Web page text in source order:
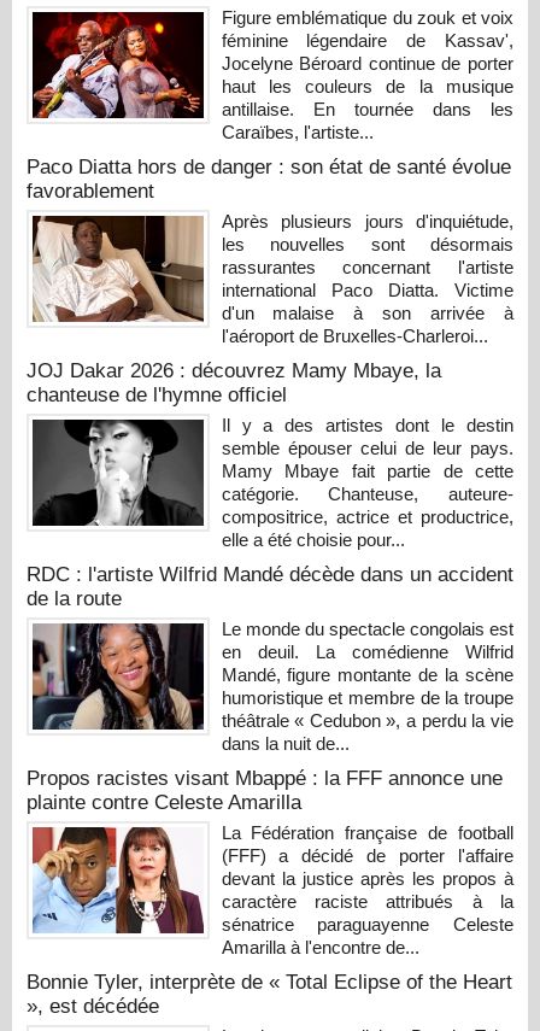
Figure emblématique du zouk et voix
féminine légendaire de Kassav',
Jocelyne Béroard continue de porter
haut les couleurs de la musique
antillaise. En tournée dans les
Caraïbes, l'artiste...
Paco Diatta hors de danger : son état de santé évolue
favorablement
Après plusieurs jours d'inquiétude,
les nouvelles sont désormais
rassurantes concernant l'artiste
international Paco Diatta. Victime
d'un malaise à son arrivée à
l'aéroport de Bruxelles-Charleroi...
JOJ Dakar 2026 : découvrez Mamy Mbaye, la
chanteuse de l'hymne officiel
Il y a des artistes dont le destin
semble épouser celui de leur pays.
Mamy Mbaye fait partie de cette
catégorie. Chanteuse, auteure-
compositrice, actrice et productrice,
elle a été choisie pour...
RDC : l'artiste Wilfrid Mandé décède dans un accident
de la route
Le monde du spectacle congolais est
en deuil. La comédienne Wilfrid
Mandé, figure montante de la scène
humoristique et membre de la troupe
théâtrale « Cedubon », a perdu la vie
dans la nuit de...
Propos racistes visant Mbappé : la FFF annonce une
plainte contre Celeste Amarilla
La Fédération française de football
(FFF) a décidé de porter l'affaire
devant la justice après les propos à
caractère raciste attribués à la
sénatrice paraguayenne Celeste
Amarilla à l'encontre de...
Bonnie Tyler, interprète de « Total Eclipse of the Heart
», est décédée